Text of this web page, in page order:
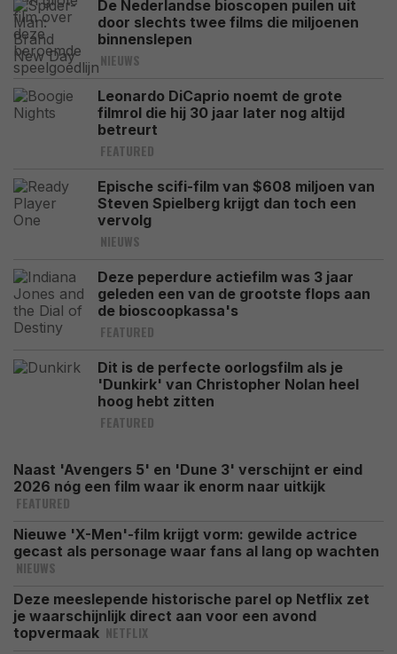
De Nederlandse bioscopen puilen uit
door slechts twee films die miljoenen
binnenslepen
NIEUWS
Leonardo DiCaprio noemt de grote
filmrol die hij 30 jaar later nog altijd
betreurt
FEATURED
Epische scifi-film van $608 miljoen van
Steven Spielberg krijgt dan toch een
vervolg
NIEUWS
Deze peperdure actiefilm was 3 jaar
geleden een van de grootste flops aan
de bioscoopkassa's
FEATURED
Dit is de perfecte oorlogsfilm als je
'Dunkirk' van Christopher Nolan heel
hoog hebt zitten
FEATURED
Naast 'Avengers 5' en 'Dune 3' verschijnt er eind
2026 nóg een film waar ik enorm naar uitkijk
FEATURED
Nieuwe 'X-Men'-film krijgt vorm: gewilde actrice
gecast als personage waar fans al lang op wachten
NIEUWS
Deze meeslepende historische parel op Netflix zet
je waarschijnlijk direct aan voor een avond
topvermaak NETFLIX